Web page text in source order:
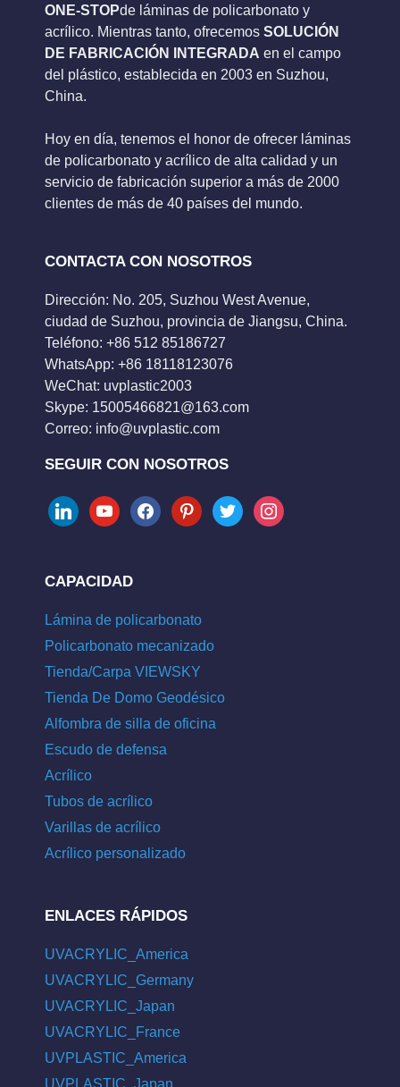
ONE-STOPde láminas de policarbonato y
acrílico. Mientras tanto, ofrecemos SOLUCIÓN
DE FABRICACIÓN INTEGRADA en el campo
del plástico, establecida en 2003 en Suzhou,
China.
Hoy en día, tenemos el honor de ofrecer láminas
de policarbonato y acrílico de alta calidad y un
servicio de fabricación superior a más de 2000
clientes de más de 40 países del mundo.
CONTACTA CON NOSOTROS
Dirección: No. 205, Suzhou West Avenue,
ciudad de Suzhou, provincia de Jiangsu, China.
Teléfono: +86 512 85186727
WhatsApp: +86 18118123076
WeChat: uvplastic2003
Skype: 15005466821@163.com
Correo: info@uvplastic.com
SEGUIR CON NOSOTROS
linkedinyoutubefacebookpinteresttwitter instagram
CAPACIDAD
Lámina de policarbonato
Policarbonato mecanizado
Tienda/Carpa VIEWSKY
Tienda De Domo Geodésico
Alfombra de silla de oficina
Escudo de defensa
Acrílico
Tubos de acrílico
Varillas de acrílico
Acrílico personalizado
ENLACES RÁPIDOS
UVACRYLIC_America
UVACRYLIC_Germany
UVACRYLIC_Japan
UVACRYLIC_France
UVPLASTIC_America
UVPLASTIC_Japan